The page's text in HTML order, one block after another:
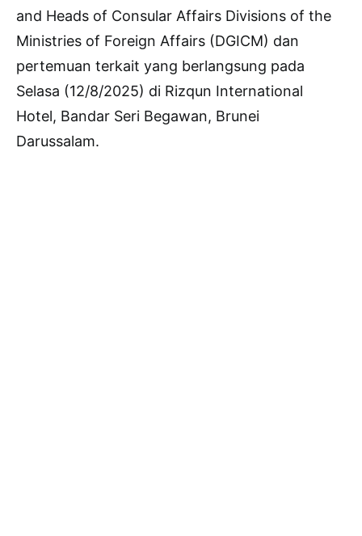
and Heads of Consular Affairs Divisions of the
Ministries of Foreign Affairs (DGICM) dan
pertemuan terkait yang berlangsung pada
Selasa (12/8/2025) di Rizqun International
Hotel, Bandar Seri Begawan, Brunei
Darussalam.